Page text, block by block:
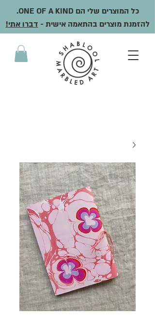
כל המוצרים שלי הם ONE OF A KIND.
להזמנת מוצרים בהתאמה אישית - דברו אתי!